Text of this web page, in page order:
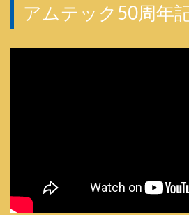
アムテック50周年